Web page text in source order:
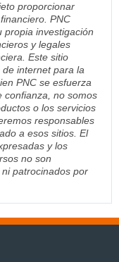
proporcionar
PNC
propia investigación
y legales
Este sitio
internet para la
PNC se esfuerza
confianza, no somos
o los servicios
responsables
a esos sitios. El
y los
no son
patrocinados por